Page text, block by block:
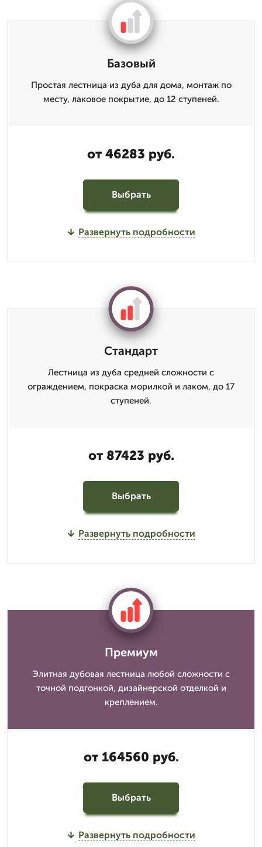
Базовый
Простая лестница из дуба для дома, монтаж по
месту, лаковое покрытие, до 12 ступеней.
от 46283 руб.
Выбрать
Развернуть подробности
Стандарт
Лестница из дуба средней сложности с
ограждением, покраска морилкой и лаком, до 17
ступеней.
от 87423 руб.
Выбрать
Развернуть подробности
Премиум
Элитная дубовая лестница любой сложности с
точной подгонкой, дизайнерской отделкой и
креплением.
от 164560 руб.
Выбрать
Развернуть подробности